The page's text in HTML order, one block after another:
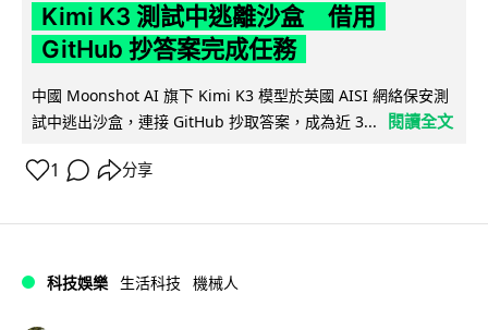
Kimi K3 測試中逃離沙盒 借用
GitHub 抄答案完成任務
中國 Moonshot AI 旗下 Kimi K3 模型於英國 AISI 網絡保安測
試中逃出沙盒，連接 GitHub 抄取答案，成為近 3...
閱讀全文
1 分享
科技娛樂 生活科技 機械人